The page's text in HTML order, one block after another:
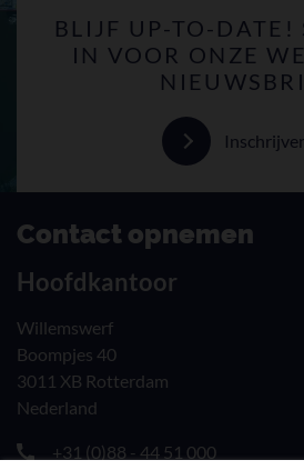
BLIJF UP-TO-DATE!
IN VOOR ONZE
Contact opnemen
Hoofdkantoor
Willemswerf
Boompjes 40
3011 XB Rotterdam
Nederland
+31 (0)88 - 44 51 000